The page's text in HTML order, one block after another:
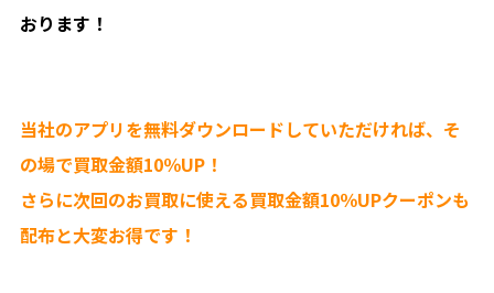
おります！
当社のアプリを無料ダウンロードしていただければ、そ
の場で買取金額10％UP！
さらに次回のお買取に使える買取金額10％UPクーポンも
配布と大変お得です！